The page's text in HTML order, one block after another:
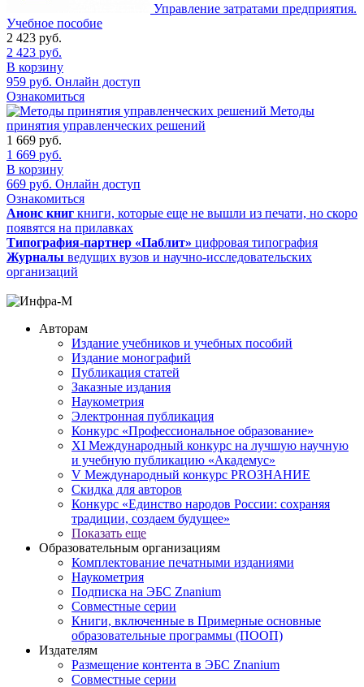
Управление затратами предприятия.
Учебное пособие
2 423 руб.
2 423 руб.
В корзину
959 руб. Онлайн доступ
Ознакомиться
Методы
принятия управленческих решений
1 669 руб.
1 669 руб.
В корзину
669 руб. Онлайн доступ
Ознакомиться
Анонс книг книги, которые еще не вышли из печати, но скоро
появятся на прилавках
Типография-партнер «Паблит» цифровая типография
Журналы ведущих вузов и научно-исследовательских
организаций
Авторам
Издание учебников и учебных пособий
Издание монографий
Публикация статей
Заказные издания
Наукометрия
Электронная публикация
Конкурс «Профессиональное образование»
XI Международный конкурс на лучшую научную
и учебную публикацию «Академус»
V Международный конкурс PROЗНАНИЕ
Скидка для авторов
Конкурс «Единство народов России: сохраняя
традиции, создаем будущее»
Показать еще
Образовательным организациям
Комплектование печатными изданиями
Наукометрия
Подписка на ЭБС Znanium
Совместные серии
Книги, включенные в Примерные основные
образовательные программы (ПООП)
Издателям
Размещение контента в ЭБС Znanium
Совместные серии